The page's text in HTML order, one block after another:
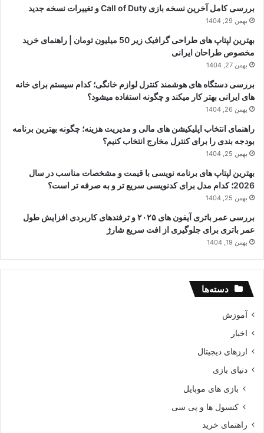
بررسی کامل آخرین نسخه بازی Call of Duty و تغییرات نسخه جدید
بهمن 29, 1404
بهترین لپتاپ های طراحی گرافیک زیر 50 میلیون تومان | راهنمای خرید
مخصوص طراحان ایرانی
بهمن 27, 1404
بررسی دستگاه های هوشمند کنترل لوازم خانگی؛ کدام سیستم برای خانه
های ایرانی بهتر کار میکند و چگونه استفاده میشود؟
بهمن 26, 1404
راهنمای انتخاب اپلیکیشن های مالی و مدیریت هزینه؛ چگونه بهترین برنامه
بودجه بندی را برای کنترل مخارج انتخاب کنیم؟
بهمن 25, 1404
بهترین لپتاپ های برنامه نویسی با قیمت و مشخصات مناسب در سال
2026؛ کدام مدل برای کدنویسی سریع تر و به صرفه تر است؟
بهمن 25, 1404
بررسی عمر باتری آیفون های ۲۰۲۵ و ترفندهای کاربردی افزایش طول
عمر باتری برای جلوگیری از افت سریع شارژ
بهمن 19, 1404
دسته‌ها
آموزش
اخبار
ارزهای دیجیتال
دنیای بازی
بازی های موبایل
کنسول ها و پی سی
راهنمای خرید